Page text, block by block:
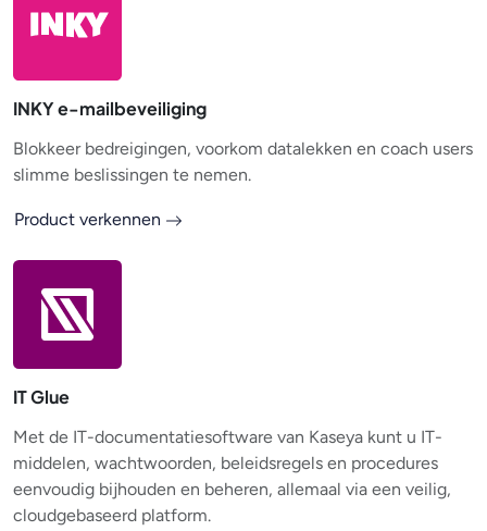
INKY e-mailbeveiliging
Blokkeer bedreigingen, voorkom datalekken en coach users
slimme beslissingen te nemen.
Product verkennen
IT Glue
Met de IT-documentatiesoftware van Kaseya kunt u IT-
middelen, wachtwoorden, beleidsregels en procedures
eenvoudig bijhouden en beheren, allemaal via een veilig,
cloudgebaseerd platform.